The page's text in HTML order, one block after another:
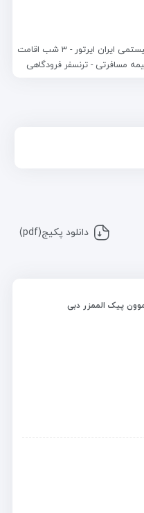
بلیط رفت و برگشت سیستمی ایران ایرتور - ۳ شب اقامت
مسافرتی - ترنسفر فرودگاهی
دانلود پکیج(pdf)
پیک الممزر دبی